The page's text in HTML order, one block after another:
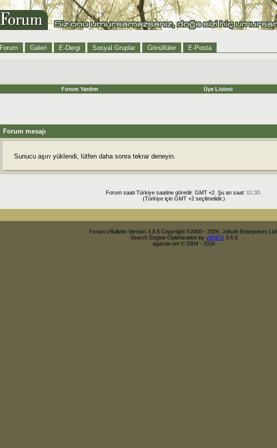
Forum Galeri E-Dergi Sosyal Gruplar Gönüllüler E-Posta
Forum Yardım Üye Listesi
Forum mesajı
Sunucu aşırı yüklendi, lütfen daha sonra tekrar deneyin.
Forum saati Türkiye saatine göredir. GMT +2. Şu an saat: 01:30
(Türkiye için GMT +2 seçilmelidir.)
Forum vBulletin Version 3.8.5 Copyright ©2000 - 2026, Jelsoft Enterprises Ltd.
Search Engine Optimization by vBSEO 3.6.0
agaclar.net © 2004 - 2026